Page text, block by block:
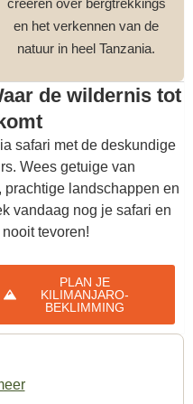
en het verkennen van de
natuur in heel Tanzania.
de wildernis tot
safari met de deskundige
Wees getuige van
landschappen en
vandaag nog je safari en
tevoren!
PLAN JE
KILIMANJARO-
BEKLIMMING